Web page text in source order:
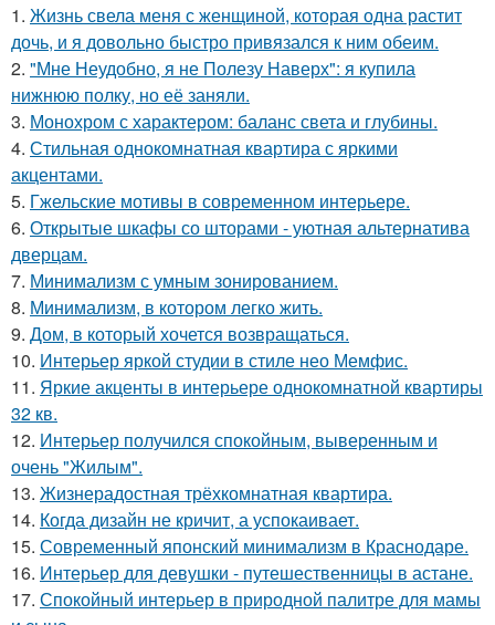
1. Жизнь свела меня с женщиной, которая одна растит
дочь, и я довольно быстро привязался к ним обеим.
2. "Мне Неудобно, я не Полезу Наверх": я купила
нижнюю полку, но её заняли.
3. Монохром с характером: баланс света и глубины.
4. Стильная однокомнатная квартира с яркими
акцентами.
5. Гжельские мотивы в современном интерьере.
6. Открытые шкафы со шторами - уютная альтернатива
дверцам.
7. Минимализм с умным зонированием.
8. Минимализм, в котором легко жить.
9. Дом, в который хочется возвращаться.
10. Интерьер яркой студии в стиле нео Мемфис.
11. Яркие акценты в интерьере однокомнатной квартиры
32 кв.
12. Интерьер получился спокойным, выверенным и
очень "Жилым".
13. Жизнерадостная трёхкомнатная квартира.
14. Когда дизайн не кричит, а успокаивает.
15. Современный японский минимализм в Краснодаре.
16. Интерьер для девушки - путешественницы в астане.
17. Спокойный интерьер в природной палитре для мамы